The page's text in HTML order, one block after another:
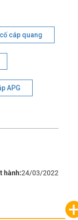
cáp quang
APG
hành:24/03/2022